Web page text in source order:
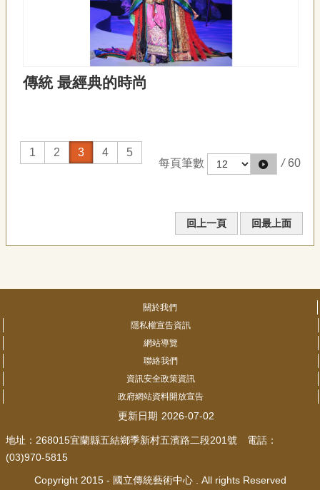
傳統 最經典的時尚
1 2 3 4
5
每頁筆數
/ 60
回上一頁 回最上面
關於我們
隱私權宣告資訊
網站導覽
聯絡我們
資訊安全政策資訊
政府網站資料開放宣告
更新日期 2026-07-02
地址：268015宜蘭縣五結鄉季新村五濱路二段201號 電話：
(03)970-5815
Copyright 2015 - 國立傳統藝術中心 . All rights Reserved